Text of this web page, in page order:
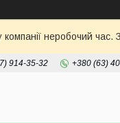
компанії неробочий
914-35-32 +380 (63)